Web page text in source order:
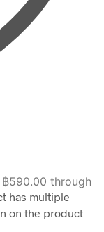
฿590.00 through
has multiple
on the product